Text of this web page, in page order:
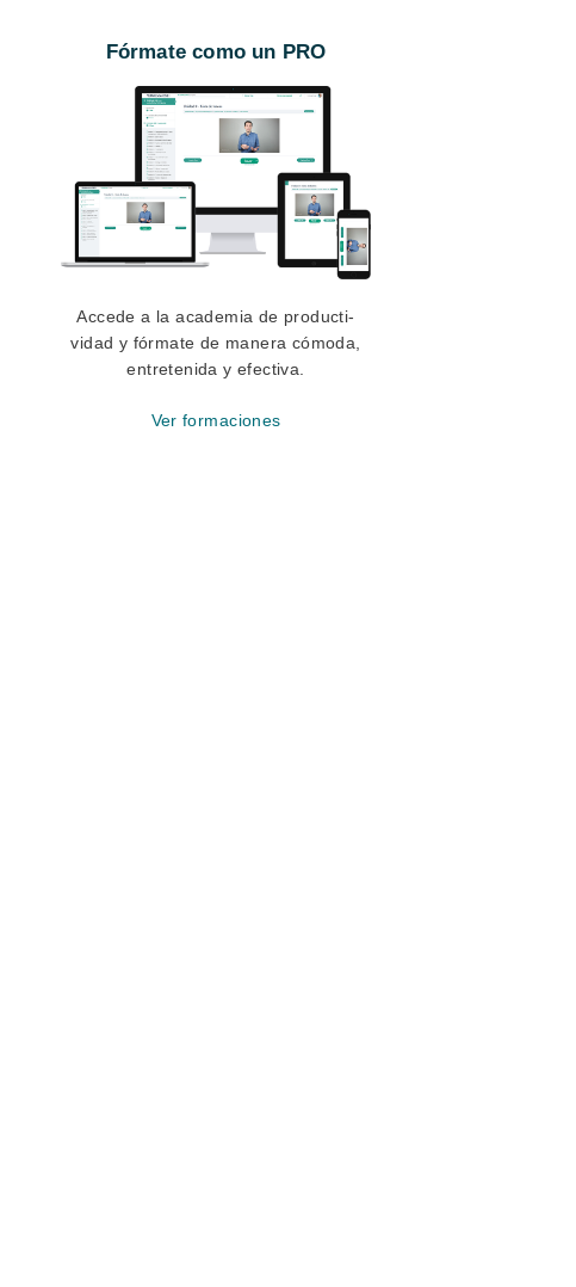
Fórmate como un PRO
Accede a la academia de producti-
vidad y fórmate de manera cómoda,
entretenida y efectiva.
Ver formaciones